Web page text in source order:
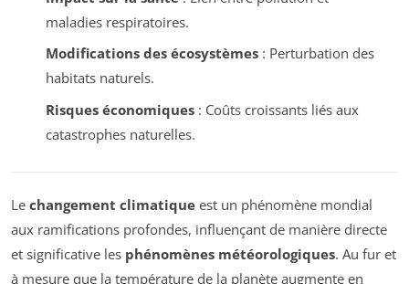
maladies respiratoires.
Modifications des écosystèmes: Perturbation des
habitats naturels.
Risques économiques: Coûts croissants liés aux
catastrophes naturelles.
Le changement climatique est un phénomène mondial
aux ramifications profondes, influençant de manière directe
et significative les phénomènes météorologiques. Au fur et
à mesure que la température de la planète augmente en